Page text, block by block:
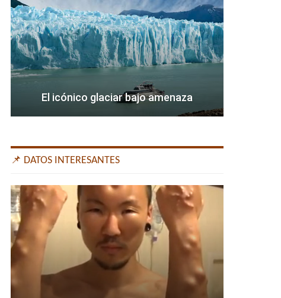
El icónico glaciar bajo amenaza
📌 DATOS INTERESANTES